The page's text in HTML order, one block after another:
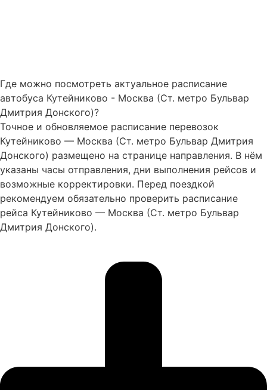
Где можно посмотреть актуальное расписание
автобуса Кутейниково - Москва (Ст. метро Бульвар
Дмитрия Донского)?
Точное и обновляемое расписание перевозок
Кутейниково — Москва (Ст. метро Бульвар Дмитрия
Донского) размещено на странице направления. В нём
указаны часы отправления, дни выполнения рейсов и
возможные корректировки. Перед поездкой
рекомендуем обязательно проверить расписание
рейса Кутейниково — Москва (Ст. метро Бульвар
Дмитрия Донского).